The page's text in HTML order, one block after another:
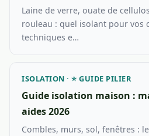
Laine de verre, ouate de
rouleau : quel isolant pour vos
techniques e…
ISOLATION · ⭐ GUIDE PILIER
Guide isolation maison :
aides 2026
Combles, murs, sol, fenêtres :